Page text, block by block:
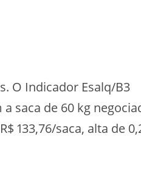
O Indicador Esalq/B3
saca de 60 kg
133,76/saca, alta de